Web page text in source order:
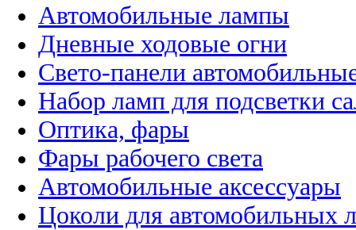
Автомобильные лампы
Дневные ходовые огни
Свето-панели
Набор ламп для подсветки
Оптика, фары
Фары рабочего света
Автомобильные аксессуары
Цоколи для автомобильных